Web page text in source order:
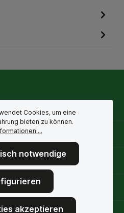
Cookies, um eine
bieten zu können.
...
notwendige
akzeptieren